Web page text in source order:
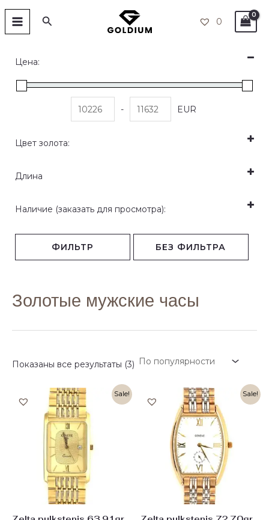
Перейти
ГЛАВНОЕ
СТРАНИЦА
Поиск 0
Цена:
- EUR
Цвет золота:
Желтое золото 585
Длина
Наличие (заказать для просмотра):
ФИЛЬТР БЕЗ ФИЛЬТРА
Золотые мужские часы
Показаны все результаты (3)
по
популярности
Sale!
Первоначальная
цена
составляла
20451,00 €.
Текущая
цена:
Sale!
Первоначальная
цена
составляла
23264,00 €.
Текущая
цена: